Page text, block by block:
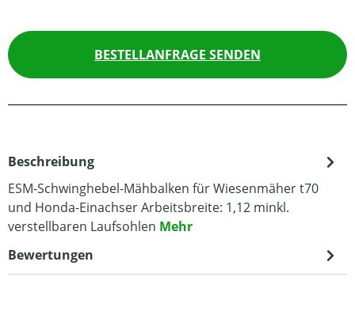
BESTELLANFRAGE SENDEN
Beschreibung
ESM-Schwinghebel-Mähbalken für Wiesenmäher t70
und Honda-Einachser Arbeitsbreite: 1,12 minkl.
verstellbaren Laufsohlen Mehr
Bewertungen